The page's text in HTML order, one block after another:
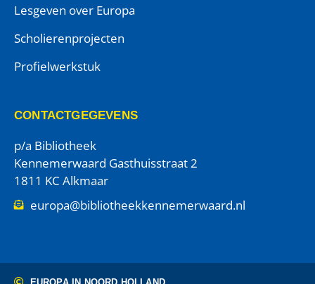
Lesgeven over Europa
Scholierenprojecten
Profielwerkstuk
CONTACTGEGEVENS
p/a Bibliotheek
Kennemerwaard Gasthuisstraat 2
1811 KC Alkmaar
europa@bibliotheekkennemerwaard.nl